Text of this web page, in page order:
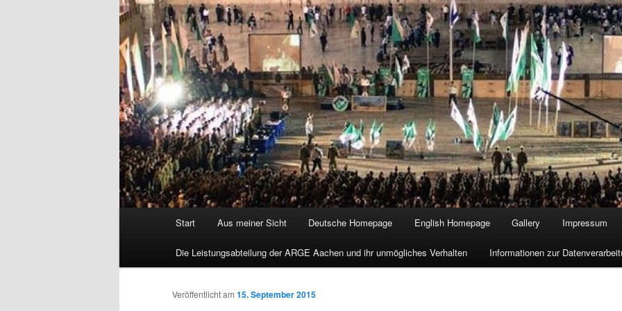
Start Aus meiner Sicht Deutsche Homepage English Homepage Gallery Impressum
Die Leistungsabteilung der ARGE Aachen und ihr unmögliches Verhalten Informationen zur
Veröffentlicht am 15. September 2015